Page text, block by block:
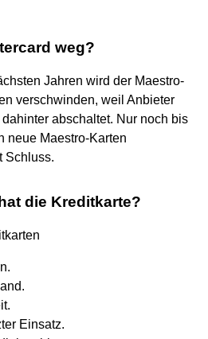
weg?
Jahren wird der Maestro-
verschwinden, weil Anbieter
abschaltet. Nur noch bis
neue Maestro-Karten
Schluss.
die Kreditkarte?
Einsatz.